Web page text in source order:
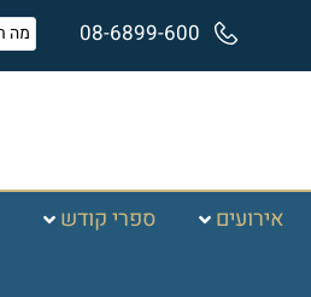
08-6899-600
אירועים ספרי קודש